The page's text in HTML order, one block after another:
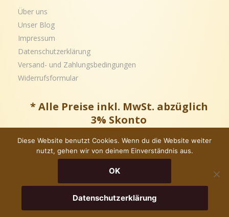
In Den Warenkorb Jetzt Kaufen
Über uns
Unser Blog
Impressum
Datenschutzerklärung
Versand- und Zahlungsbedingungen
Widerrufsformular
* Alle Preise inkl. MwSt. abzüglich
3% Skonto
Copyright © – Alle Rechte vorbehalten
Diese Website benutzt Cookies. Wenn du die Website weiter
nutzt, gehen wir von deinem Einverständnis aus.
OK
Datenschutzerklärung